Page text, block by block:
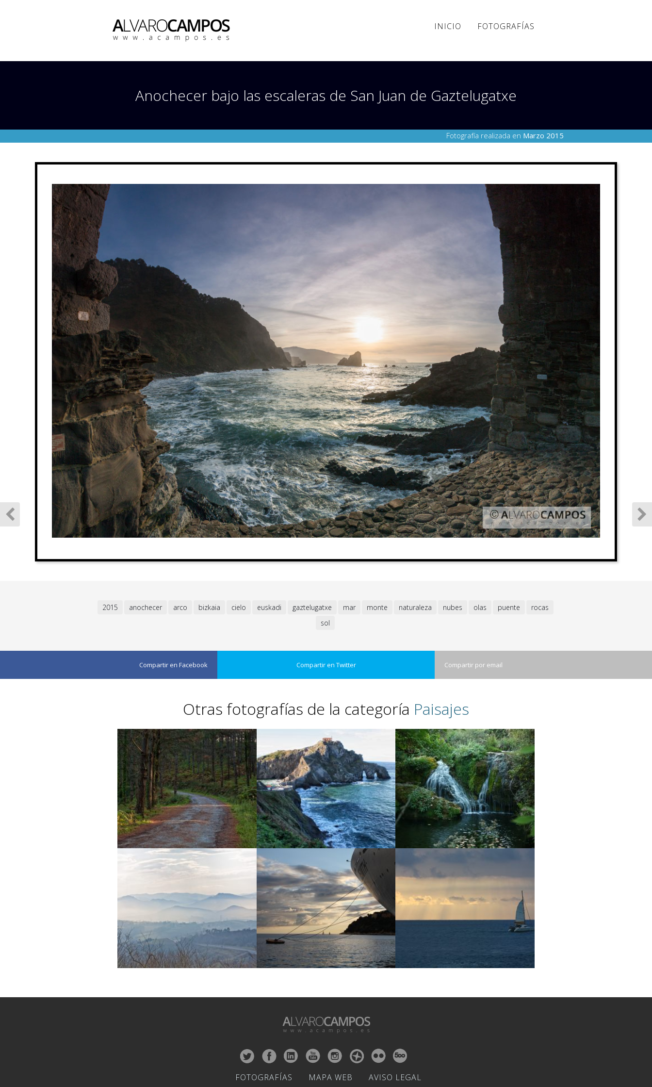
INICIO FOTOGRAFÍAS
Anochecer bajo las escaleras de San Juan de Gaztelugatxe
Fotografía realizada en Marzo 2015
2015 anochecer arco bizkaia cielo euskadi gaztelugatxe mar monte naturaleza nubes olas puente
rocas
sol
Compartir en Facebook Compartir en Twitter Compartir por email
Otras fotografías de la categoría Paisajes
FOTOGRAFÍAS MAPA WEB AVISO LEGAL